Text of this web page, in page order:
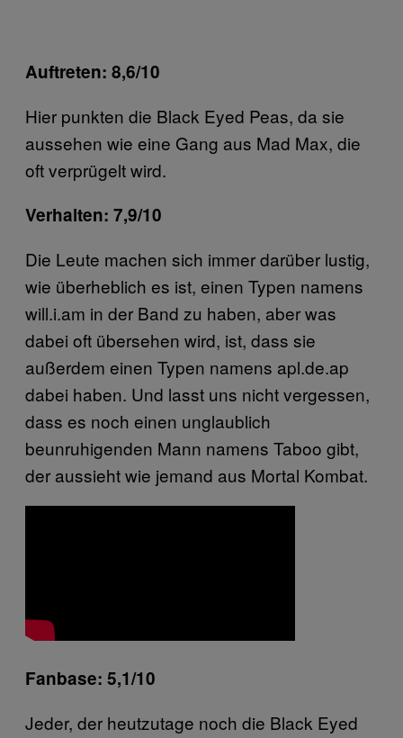
Auftreten: 8,6/10
Hier punkten die Black Eyed Peas, da sie
aussehen wie eine Gang aus Mad Max, die
oft verprügelt wird.
Verhalten: 7,9/10
Die Leute machen sich immer darüber lustig,
wie überheblich es ist, einen Typen namens
will.i.am in der Band zu haben, aber was
dabei oft übersehen wird, ist, dass sie
außerdem einen Typen namens apl.de.ap
dabei haben. Und lasst uns nicht vergessen,
dass es noch einen unglaublich
beunruhigenden Mann namens Taboo gibt,
der aussieht wie jemand aus Mortal Kombat.
Fanbase: 5,1/10
Jeder, der heutzutage noch die Black Eyed